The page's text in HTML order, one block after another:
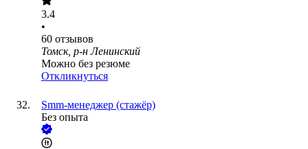
3.4
•
60 отзывов
Томск, р-н Ленинский
Можно без резюме
Откликнуться
Smm-менеджер (стажёр)
Без опыта